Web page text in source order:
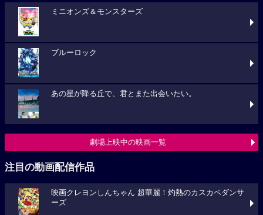
ミニオンズ＆モンスターズ
ブルーロック
あの星が降る丘で、君とまた出会いたい。
劇場上映中の映画一覧
注目の動画配信作品
映画クレヨンしんちゃん 超華麗！灼熱のカスカベダンサ
ーズ